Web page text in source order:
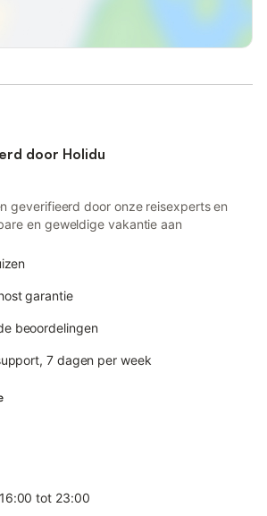
door Holidu
geverifieerd door onze reisexperts en
en geweldige vakantie aan
garantie
beoordelingen
7 dagen per week
tot 23:00